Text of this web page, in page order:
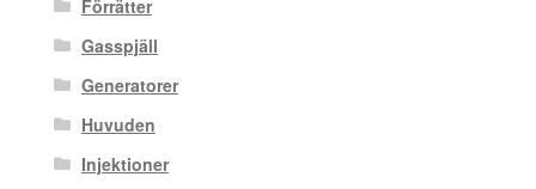
Förrätter
Gasspjäll
Generatorer
Huvuden
Injektioner